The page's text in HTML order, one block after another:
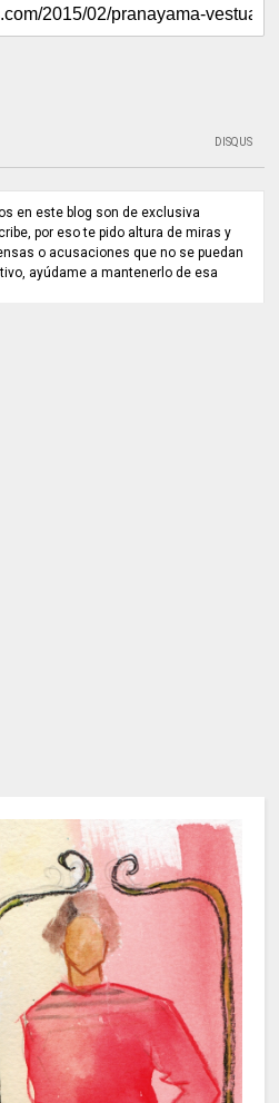
DISQUS
en este blog son de exclusiva
por eso te pido altura de miras y
o acusaciones que no se puedan
ayúdame a mantenerlo de esa